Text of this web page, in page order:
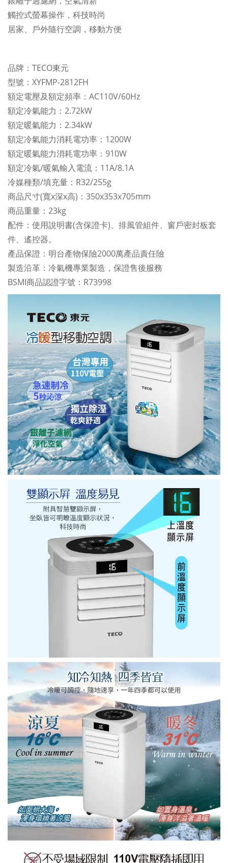
觸控式螢幕操作，科技時尚
居家、戶外隨行空調，移動方便
品牌：TECO東元
型號：XYFMP-2812FH
額定電壓及額定頻率：AC110V/60Hz
額定冷氣能力：2.72kW
額定暖氣能力：2.34kW
額定冷氣能力消耗電功率：1200W
額定暖氣能力消耗電功率：910W
額定冷氣/暖氣輸入電流：11A/8.1A
冷媒種類/填充量：R32/255g
商品尺寸(寬x深x高)：350x353x705mm
商品重量：23kg
配件：使用說明書(含保證卡)、排風管組件、窗戶密封板套
件、遙控器。
產品保證：明台產物保險2000萬產品責任險
製造沿革：冷氣機專業製造，保證售後服務
BSMI商品認證字號：R73998